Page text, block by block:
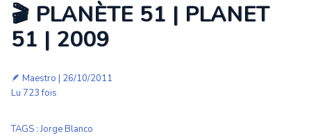
🎬 PLANÈTE 51 | PLANET
51 | 2009
🪶 Maestro | 26/10/2011
Lu 723 fois
TAGS :Jorge Blanco